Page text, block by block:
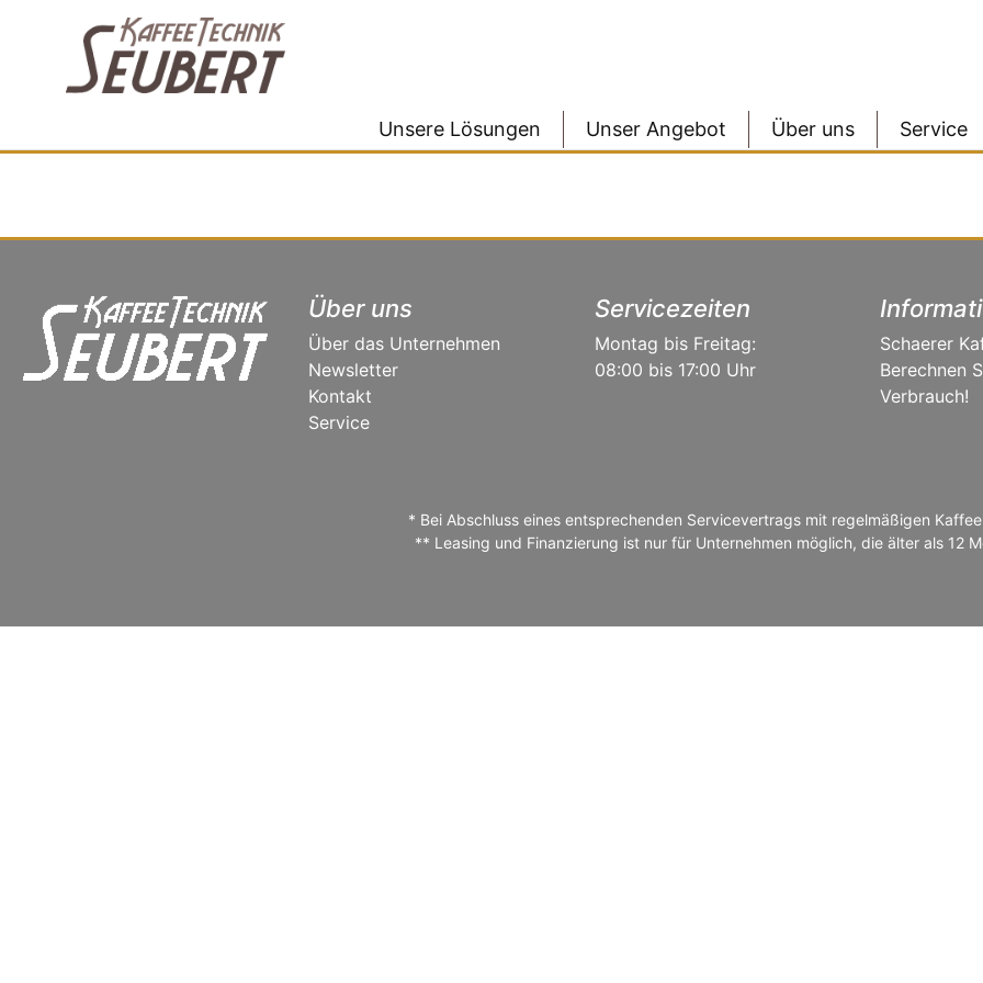
Unsere Lösungen Unser Angebot Über uns Service
Über uns
Über das Unternehmen
Newsletter
Kontakt
Service
Servicezeiten
Montag bis Freitag:
08:00 bis 17:00 Uhr
Schaerer
Berechnen
Verbrauch!
* Bei Abschluss eines entsprechenden Servicevertrags mit regelmäßigen
** Leasing und Finanzierung ist nur für Unternehmen möglich, die älter als 12